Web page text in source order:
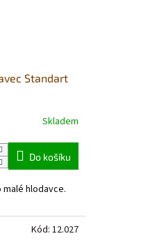
Standart
Skladem
Do košíku
hlodavce.
Kód: 12.027